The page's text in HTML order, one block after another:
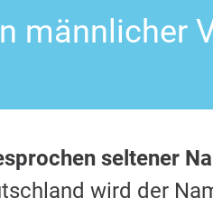
männlicher
seltener
wird der